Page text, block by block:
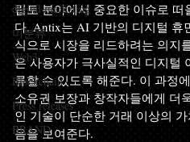
digital marketing
미분류
Web3
Blockchain
Press releases
BRAND
립토 분야에서 중요한 이슈로
다. Antix는 AI 기반의 디지털 휴
식으로 시장을 리드하려는 의지
은 사용자가 극사실적인 디지털
류할 수 있도록 해준다. 이 과정
소유권 보장과 창작자들에게 더
인 기술이 단순한 거래 이상의
음을 보여준다.